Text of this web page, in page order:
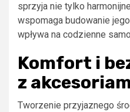
sprzyja nie tylko
wspomaga budowanie
wpływa na codzienne
Komfort i
z
Tworzenie przyjaznego